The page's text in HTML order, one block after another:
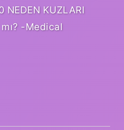
NEDEN KUZLARI
-Medical